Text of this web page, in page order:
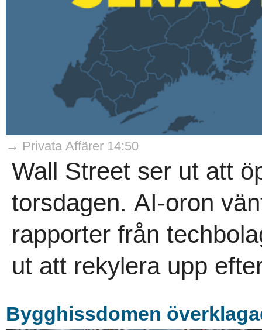
→ Privata Affärer 14:50
Wall Street ser ut att
torsdagen. AI-oron
rapporter från
ut att rekylera upp
Bygghissdomen